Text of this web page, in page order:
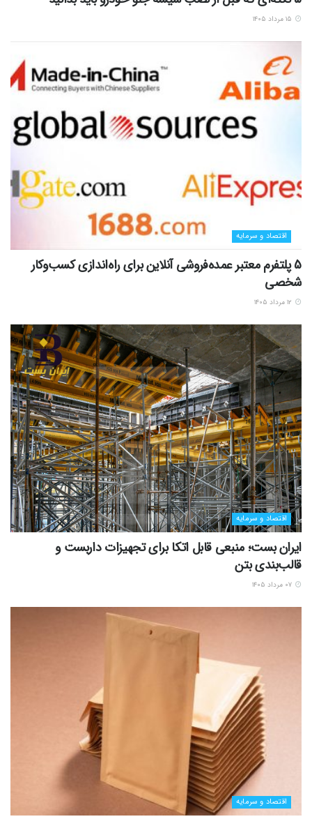
اقتصاد و سرمایه
5 پلتفرم معتبر عمده‌فروشی آنلاین برای راه‌اندازی کسب‌وکار
شخصی
اقتصاد و سرمایه
ایران بست؛ منبعی قابل اتکا برای تجهیزات داربست و
قالب‌بندی بتن
اقتصاد و سرمایه